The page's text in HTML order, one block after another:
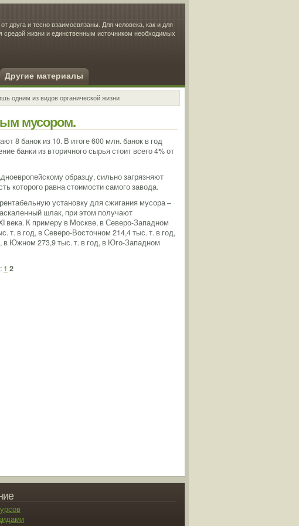
друга и тесно взаимосвязаны. Для человека, как и для
средой жизни и единственным источником необходимых
Другие материалы
одним из видов органической жизни
мусором.
8 банок из 10. В итоге 600 млн. банок в год
банки из вторичного сырья стоит всего 4% от
образцу, сильно загрязняют
которого равна стоимости самого завода.
установку для сжигания мусора –
шлак, при этом получают
века. К примеру в Москве, в Северо-Западном
т. в год, в Северо-Восточном 214,4 тыс. т. в год,
в Южном 273,9 тыс. т. в год, в Юго-Западном
1 2